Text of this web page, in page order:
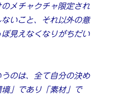
メチャクチャ限定され
いこと、それ以外の意
見えなくなりがちだい
のは、全て自分の決め
」であり「素材」で